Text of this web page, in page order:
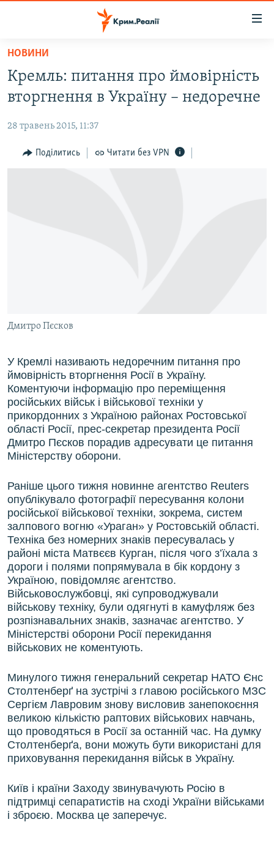
Перейти
основного
матеріалу
Перейти
до
навігації
Перейти
ВОДА.КРИМ
ВІДЕО ТА ФОТО
ПОЛІТИКА
БЛОГИ
УКРАЇНСЬКА ПРОБЛЕМА КРИМУ
Усі сайти RFE/RL
НОВИНИ
Кремль: питання про ймовірність
вторгнення в Україну – недоречне
28 травень 2015, 11:37
Поділитись Читати без VPN
Дмитро Пєсков
У Кремлі називають недоречним питання про
ймовірність вторгнення Росії в Україну.
Коментуючи інформацію про переміщення
російських військ і військової техніки у
прикордонних з Україною районах Ростовської
області Росії, прес-секретар президента Росії
Дмитро Пєсков порадив адресувати це питання
Міністерству оборони.
Раніше цього тижня новинне агентство Reuters
опублікувало фотографії пересування колони
російської військової техніки, зокрема, систем
залпового вогню «Ураган» у Ростовській області.
Техніка без номерних знаків пересувалась у
районі міста Матвєєв Курган, після чого з’їхала з
дороги і полями попрямувала в бік кордону з
Україною, повідомляє агентство.
Військовослужбовці, які супроводжували
військову техніку, були одягнуті в камуфляж без
розпізнавальних знаків, зазначає агентство. У
Міністерстві оборони Росії перекидання
військових не коментують.
Минулого тижня генеральний секретар НАТО Єнс
Столтенберґ на зустрічі з главою російського МЗС
Сергієм Лавровим знову висловив занепокоєння
великою кількістю раптових військових навчань,
що проводяться в Росії за останній час. На думку
Столтенберґа, вони можуть бути використані для
приховування перекидання військ в Україну.
Київ і країни Заходу звинувачують Росію в
підтримці сепаратистів на сході України військами
і зброєю. Москва це заперечує.